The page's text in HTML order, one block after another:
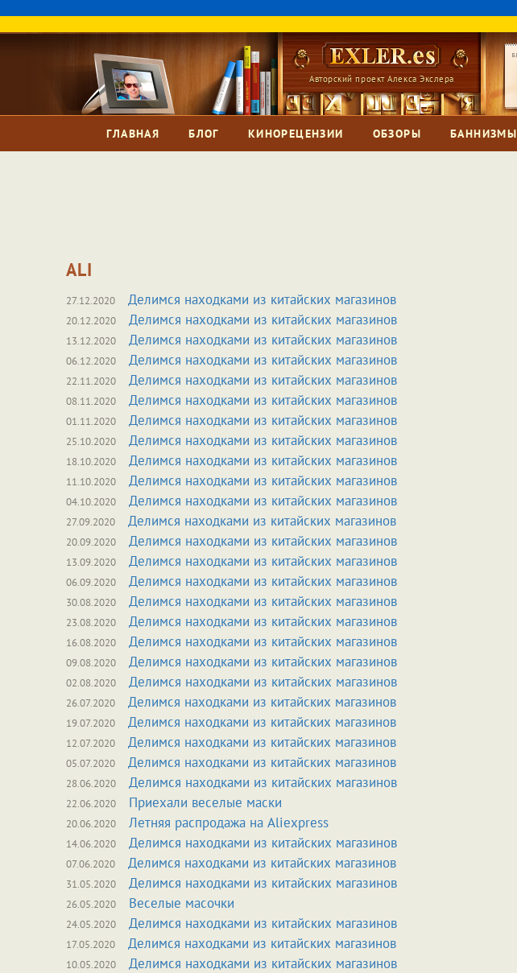
Авторский проект Алекса Экслера
ГЛАВНАЯ БЛОГ КИНОРЕЦЕНЗИИ ОБЗОРЫ БАННИЗМЫ
ALI
27.12.2020 Делимся находками из китайских магазинов
20.12.2020 Делимся находками из китайских магазинов
13.12.2020 Делимся находками из китайских магазинов
06.12.2020 Делимся находками из китайских магазинов
22.11.2020 Делимся находками из китайских магазинов
08.11.2020 Делимся находками из китайских магазинов
01.11.2020 Делимся находками из китайских магазинов
25.10.2020 Делимся находками из китайских магазинов
18.10.2020 Делимся находками из китайских магазинов
11.10.2020 Делимся находками из китайских магазинов
04.10.2020 Делимся находками из китайских магазинов
27.09.2020 Делимся находками из китайских магазинов
20.09.2020 Делимся находками из китайских магазинов
13.09.2020 Делимся находками из китайских магазинов
06.09.2020 Делимся находками из китайских магазинов
30.08.2020 Делимся находками из китайских магазинов
23.08.2020 Делимся находками из китайских магазинов
16.08.2020 Делимся находками из китайских магазинов
09.08.2020 Делимся находками из китайских магазинов
02.08.2020 Делимся находками из китайских магазинов
26.07.2020 Делимся находками из китайских магазинов
19.07.2020 Делимся находками из китайских магазинов
12.07.2020 Делимся находками из китайских магазинов
05.07.2020 Делимся находками из китайских магазинов
28.06.2020 Делимся находками из китайских магазинов
22.06.2020 Приехали веселые маски
20.06.2020 Летняя распродажа на Aliexpress
14.06.2020 Делимся находками из китайских магазинов
07.06.2020 Делимся находками из китайских магазинов
31.05.2020 Делимся находками из китайских магазинов
26.05.2020 Веселые масочки
24.05.2020 Делимся находками из китайских магазинов
17.05.2020 Делимся находками из китайских магазинов
10.05.2020 Делимся находками из китайских магазинов